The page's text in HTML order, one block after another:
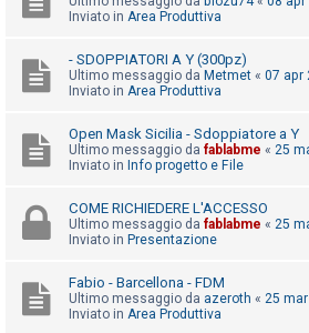
r
p
t
a
A
Inviato in Area Produttiva
- SDOPPIATORI A Y (300pz)
Ultimo messaggio da Metmet « 07 apr
Inviato in Area Produttiva
Open Mask Sicilia - Sdoppiatore a Y
Ultimo messaggio da fablabme « 25
Inviato in Info progetto e File
COME RICHIEDERE L'ACCESSO
Ultimo messaggio da fablabme « 25
Inviato in Presentazione
Fabio - Barcellona - FDM
Ultimo messaggio da azeroth « 25
Inviato in Area Produttiva